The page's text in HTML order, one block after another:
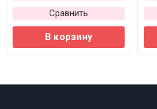
Сравнить
В корзину